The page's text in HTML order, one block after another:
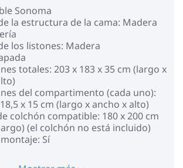
Sonoma
la estructura de la cama: Madera
los listones: Madera
totales: 203 x 183 x 35 cm (largo x
del compartimento (cada uno):
x 15 cm (largo x ancho x alto)
colchón compatible: 180 x 200 cm
(el colchón no está incluido)
Sí